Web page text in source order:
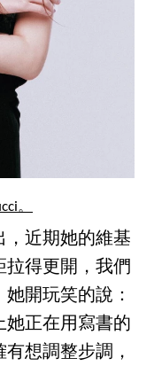
。
，近期她的維基
拉得更開，我們
開玩笑的說：
她正在用寫書的
想調整步調，